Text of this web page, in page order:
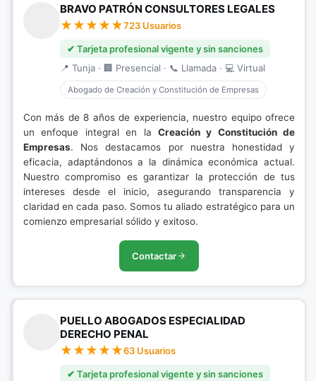
BRAVO PATRÓN CONSULTORES LEGALES
723 Usuarios
✔ Tarjeta profesional vigente y sin sanciones
📍 Tunja · 🏢 Presencial · 📞 Llamada · 💻 Virtual
Abogado de Creación y Constitución de Empresas
Con más de 8 años de experiencia, nuestro equipo ofrece
un enfoque integral en la Creación y Constitución de
Empresas. Nos destacamos por nuestra honestidad y
eficacia, adaptándonos a la dinámica económica actual.
Nuestro compromiso es garantizar la protección de tus
intereses desde el inicio, asegurando transparencia y
claridad en cada paso. Somos tu aliado estratégico para un
comienzo empresarial sólido y exitoso.
Contactar
PUELLO ABOGADOS ESPECIALIDAD
DERECHO PENAL
63 Usuarios
✔ Tarjeta profesional vigente y sin sanciones